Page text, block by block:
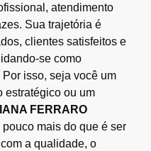
atendimento
Sua trajetória é
clientes satisfeitos e
se como
isso, seja você um
estratégico ou um
FERRARO
mais do que é ser
a qualidade, o